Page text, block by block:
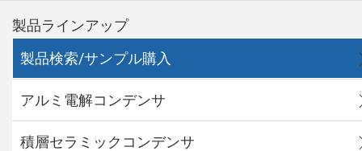
製品ラインアップ
製品検索/サンプル購入
アルミ電解コンデンサ
積層セラミックコンデンサ